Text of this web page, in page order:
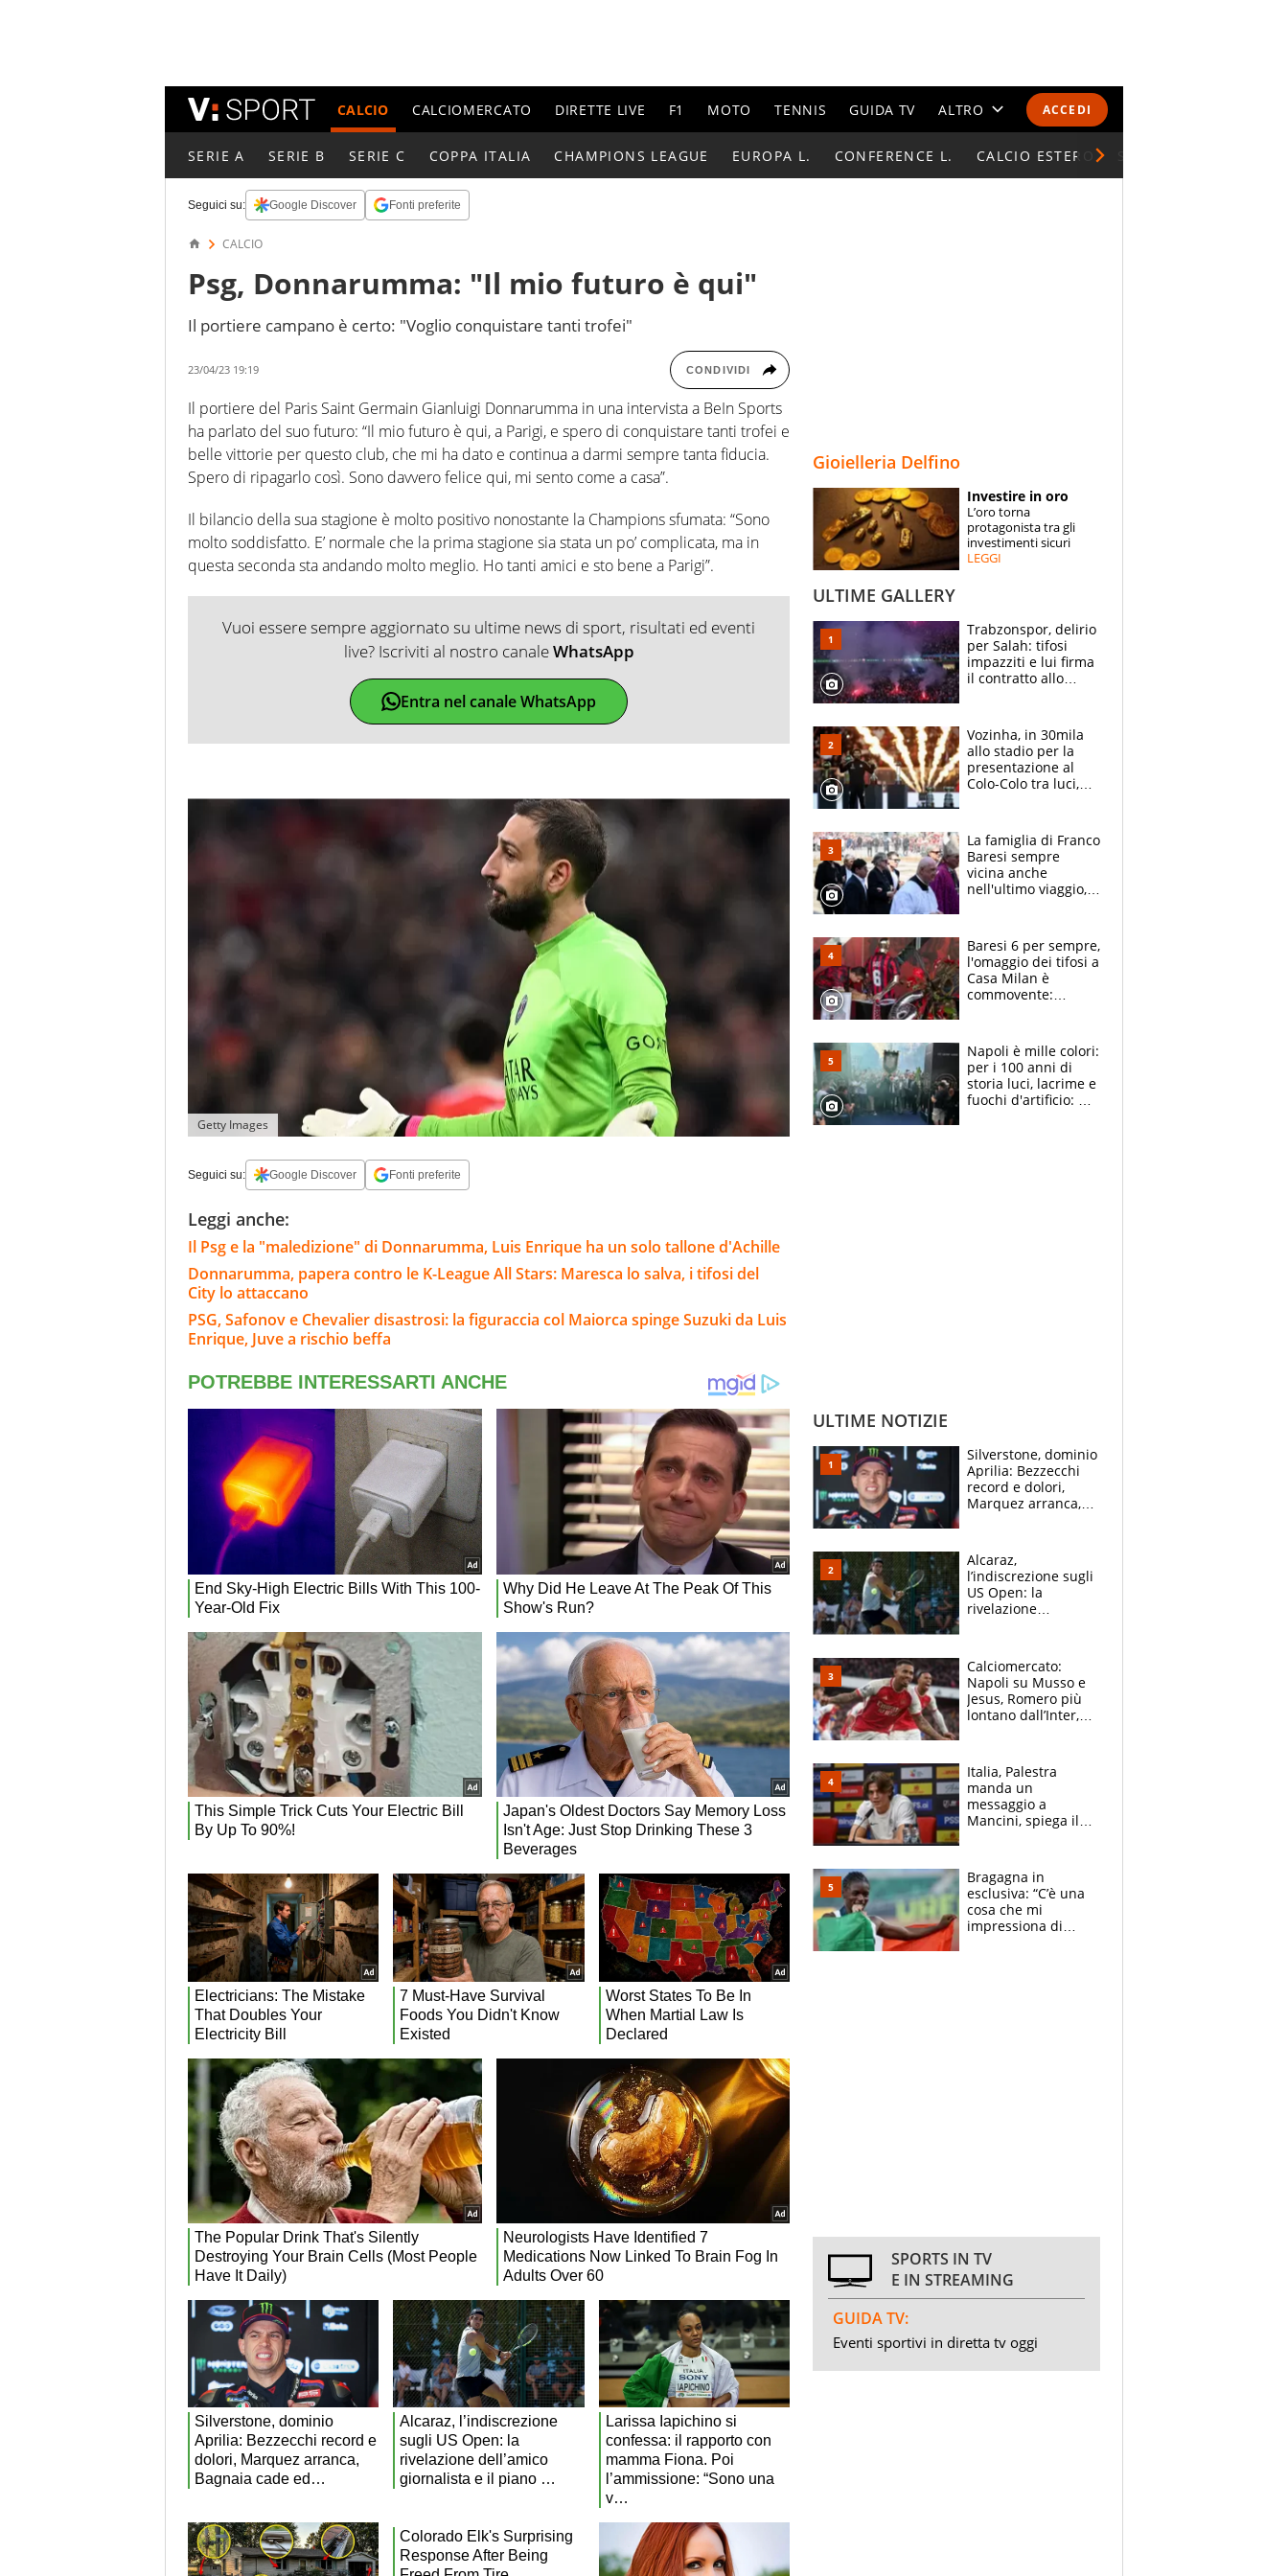
ACCEDI
CALCIO CALCIOMERCATO DIRETTE LIVE F1 MOTO TENNIS GUIDA TV ALTRO
CALENDARI E CLASSIFICHE
ESPERTI
CONTATTI
SERIE A SERIE B SERIE C COPPA ITALIA CHAMPIONS LEAGUE EUROPA L. CONFERENCE L. CALCIO ESTERO
Seguici su: Google Discover Fonti preferite
CALCIO
Psg, Donnarumma: "Il mio futuro è qui"
Il portiere campano è certo: "Voglio conquistare tanti trofei"
23/04/23 19:19 CONDIVIDI
Il portiere del Paris Saint Germain Gianluigi Donnarumma in una intervista a BeIn Sports
ha parlato del suo futuro: “Il mio futuro è qui, a Parigi, e spero di conquistare tanti trofei e
belle vittorie per questo club, che mi ha dato e continua a darmi sempre tanta fiducia.
Spero di ripagarlo così. Sono davvero felice qui, mi sento come a casa”.
Il bilancio della sua stagione è molto positivo nonostante la Champions sfumata: “Sono
molto soddisfatto. E’ normale che la prima stagione sia stata un po’ complicata, ma in
questa seconda sta andando molto meglio. Ho tanti amici e sto bene a Parigi”.
Vuoi essere sempre aggiornato su ultime news di sport, risultati ed eventi
live? Iscriviti al nostro canaleWhatsApp
Entra nel canale WhatsApp
Getty Images
Seguici su: Google Discover Fonti preferite
Leggi anche:
Il Psg e la "maledizione" di Donnarumma, Luis Enrique ha un solo tallone d'Achille
Donnarumma, papera contro le K-League All Stars: Maresca lo salva, i tifosi del
City lo attaccano
PSG, Safonov e Chevalier disastrosi: la figuraccia col Maiorca spinge Suzuki da Luis
Enrique, Juve a rischio beffa
Gioielleria Delfino
Investire in oro
L’oro torna
protagonista tra gli
investimenti sicuri
LEGGI
ULTIME GALLERY
Trabzonspor, delirio
per Salah: tifosi
impazziti e lui firma
il contratto allo
Vozinha, in 30mila
allo stadio per la
presentazione al
Colo-Colo tra luci,
La famiglia di Franco
Baresi sempre
vicina anche
nell'ultimo viaggio,
circondati
dall'affetto dei tifosi
Baresi 6 per sempre,
l'omaggio dei tifosi a
Casa Milan è
commovente:
bigliettini
Napoli è mille colori:
per i 100 anni di
storia luci, lacrime e
fuochi d'artificio: De
ULTIME NOTIZIE
Silverstone, dominio
Aprilia: Bezzecchi
record e dolori,
Marquez arranca,
Alcaraz,
l’indiscrezione sugli
US Open: la
rivelazione
B. Rune verso la
rinuncia
Calciomercato:
Napoli su Musso e
Jesus, Romero più
lontano dall’Inter,
tabellone
Italia, Palestra
manda un
messaggio a
Mancini, spiega il
l'alleanza con
Donnarumma
Bragagna in
esclusiva: “C’è una
cosa che mi
impressiona di
SPORTS IN TV
E IN STREAMING
GUIDA TV:
Eventi sportivi in diretta tv oggi